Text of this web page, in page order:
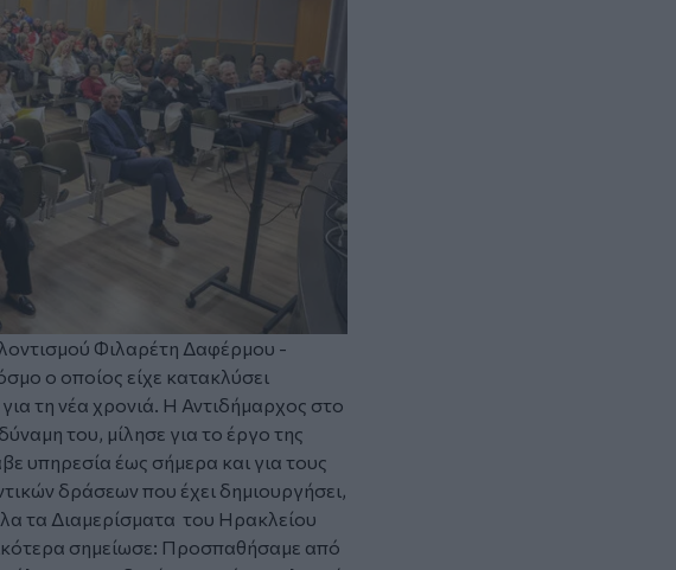
Φιλαρέτη Δαφέρμου -
ο οποίος είχε κατακλύσει
τη νέα χρονιά. Η Αντιδήμαρχος στο
του, μίλησε για το έργο της
υπηρεσία έως σήμερα και για τους
δράσεων που έχει δημιουργήσει,
τα Διαμερίσματα του Ηρακλείου
σημείωσε: Προσπαθήσαμε από